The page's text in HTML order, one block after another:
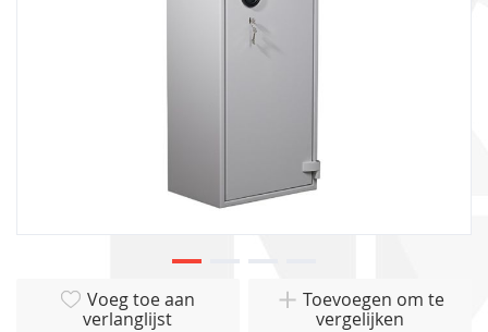
Voeg toe aan
verlanglijst
Toevoegen om te
vergelijken